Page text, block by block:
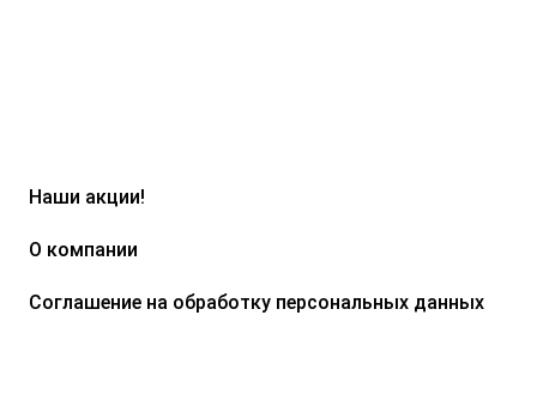
Наши акции!
О компании
Соглашение на обработку персональных данных